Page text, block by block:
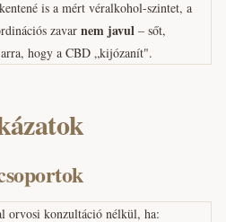
is a mért véralkohol-szintet, a
zavar nem javul – sőt,
hogy a CBD „kijózanít".
orvosi konzultáció nélkül, ha: